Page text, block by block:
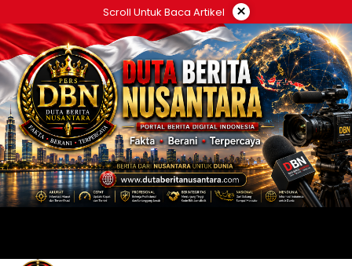
ke
konten
Scroll Untuk Baca Artikel ×